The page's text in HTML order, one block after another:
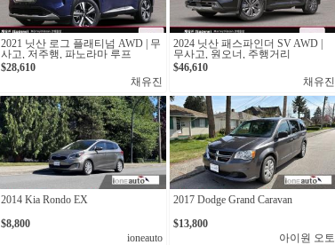
2021 닛산 로그 플래티넘 AWD | 무
사고, 저주행, 파노라마 루프
$28,610
채유진
2024 닛산 패스파인더 SV AWD |
무사고, 원오너, 주행거리
11,798km
$46,610
채유진
2014 Kia Rondo EX
$8,800
ioneauto
2017 Dodge Grand Caravan
$13,800
아이원 오토